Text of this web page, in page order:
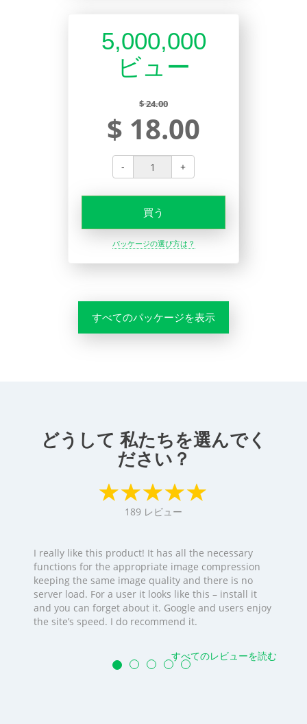
5,000,000
ビュー
$ 24.00
$ 18.00
- +
買う
パッケージの選び方は？
すべてのパッケージを表示
どうして 私たちを選んでく
ださい？
189 レビュー
I really like this product! It has all the necessary
functions for the appropriate image compression
keeping the same image quality and there is no
server load. For a user it looks like this – install it
and you can forget about it. Google and users enjoy
the site’s speed. I do recommend it.
すべてのレビューを読む